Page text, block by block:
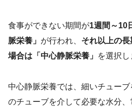
食事ができない期間が1週間～10
脈栄養」 が行われ、 それ以上の
場合は「中心静脈栄養」 を選択し
中心静脈栄養では、細いチュー
のチューブを介して必要な水分